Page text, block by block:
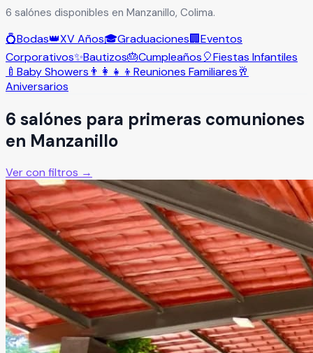
6 salónes disponibles en Manzanillo, Colima.
💍Bodas👑XV Años🎓Graduaciones🏢Eventos
Corporativos✨Bautizos🎂Cumpleaños🎈Fiestas Infantiles
🍼 Baby Showers 👨‍👩‍👧‍👦 Reuniones Familiares🥂
Aniversarios
6 salónes para primeras comuniones
en Manzanillo
Ver con filtros →